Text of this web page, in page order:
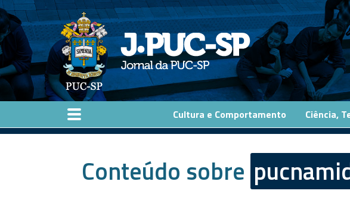
Pular para o conteúdo principal
Cultura e Comportamento Ciência,
Conteúdo sobre